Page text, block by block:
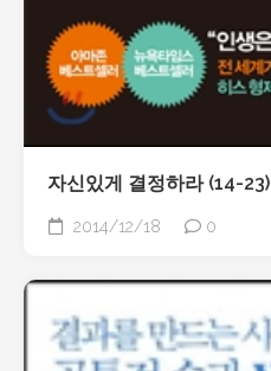
자신있게 결정하라 (14-23)
2014/12/18 0